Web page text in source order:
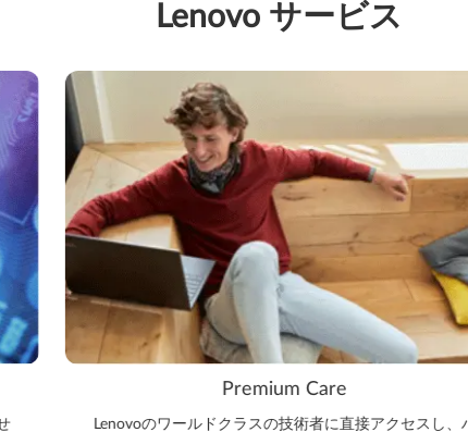
Lenovo サービス
Premium Care
Lenovoのワールドクラスの技術者に直接アクセスし、ハ